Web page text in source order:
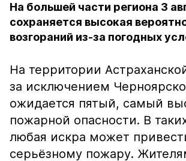
На большей части региона 3
сохраняется высокая
возгораний из-за погодных
На территории
за исключением
ожидается пятый, самый
пожарной опасности. В
любая искра может
серьёзному пожару.